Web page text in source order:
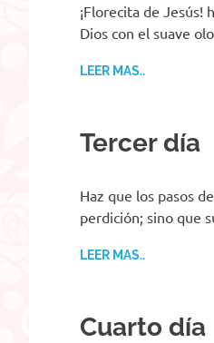
¡Florecita de Jesús!
Dios con el suave
LEER MAS..
Tercer día
Haz que los pasos
perdición; sino que
LEER MAS..
Cuarto día